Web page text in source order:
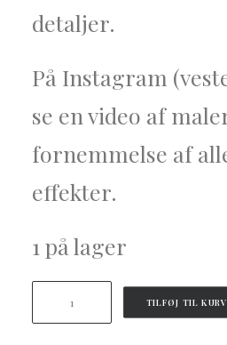
detaljer.
På Instagram
se en video af
fornemmelse af
effekter.
1 på lager
TILFØJ TIL KURV